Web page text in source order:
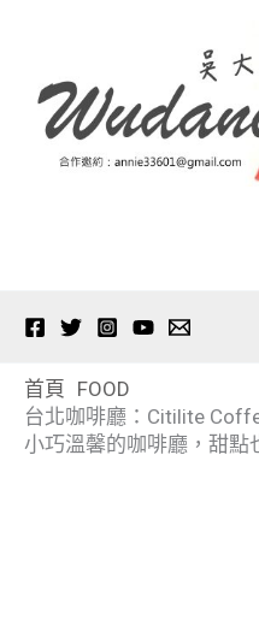
首頁 FOOD
台北咖啡廳：Citilite
小巧溫馨的咖啡廳，甜點